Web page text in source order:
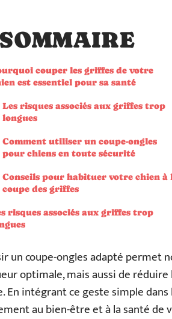
SOMMAIRE
couper les griffes de votre
est essentiel pour sa santé
Les risques associés aux griffes trop
longues
Comment utiliser un coupe-ongles
pour chiens en toute sécurité
Conseils pour habituer votre chien à
coupe des griffes
risques associés aux griffes trop
un coupe-ongles adapté permet
optimale, mais aussi de
En intégrant ce geste simple
au bien-être et à la santé de